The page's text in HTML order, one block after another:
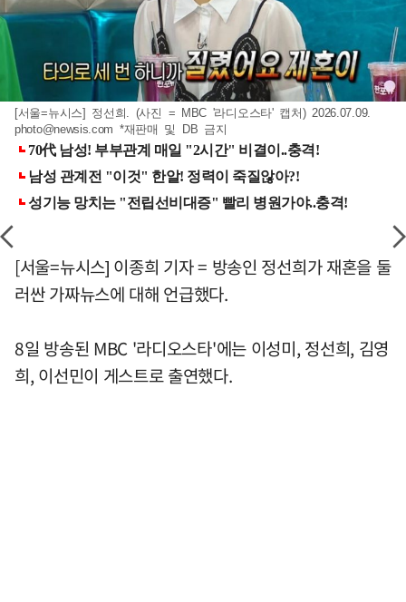
[서울=뉴시스] 정선희. (사진 = MBC '라디오스타' 캡처) 2026.07.09.
photo@newsis.com *재판매 및 DB 금지
[서울=뉴시스] 이종희 기자 = 방송인 정선희가 재혼을 둘
러싼 가짜뉴스에 대해 언급했다.
8일 방송된 MBC '라디오스타'에는 이성미, 정선희, 김영
희, 이선민이 게스트로 출연했다.